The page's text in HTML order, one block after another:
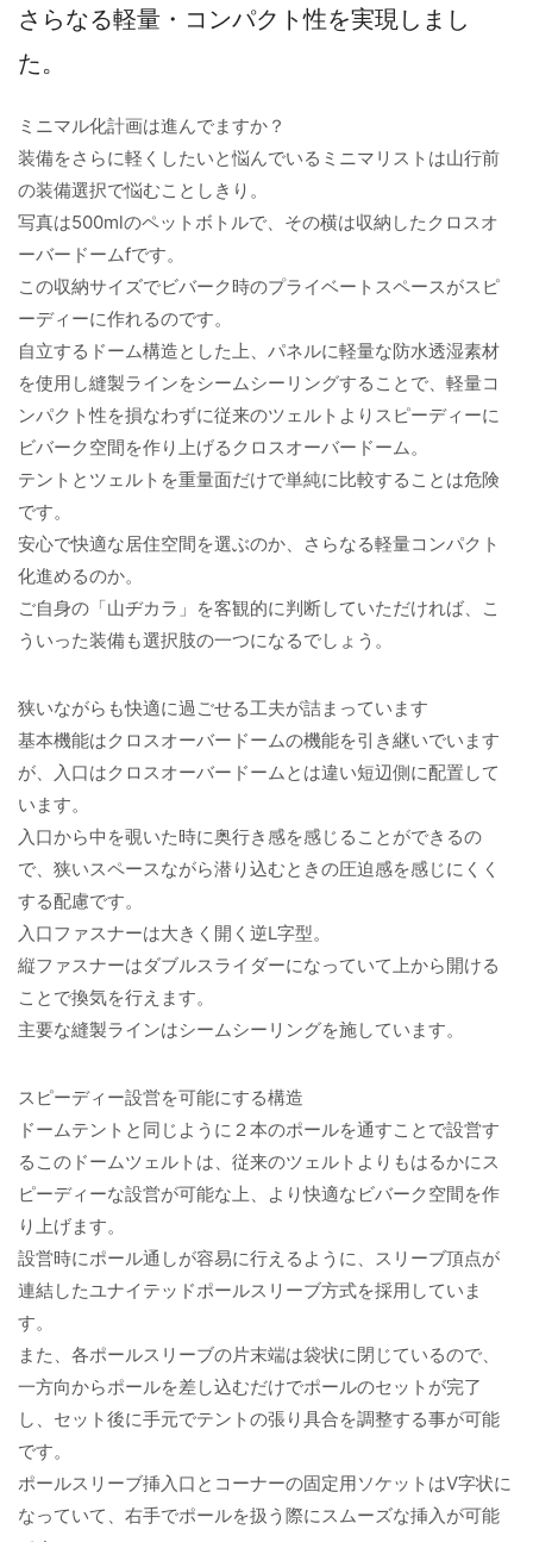
さらなる軽量・コンパクト性を実現しまし
た。
ミニマル化計画は進んでますか？
装備をさらに軽くしたいと悩んでいるミニマリストは山行前
の装備選択で悩むことしきり。
写真は500mlのペットボトルで、その横は収納したクロスオ
ーバードームfです。
この収納サイズでビバーク時のプライベートスペースがスピ
ーディーに作れるのです。
自立するドーム構造とした上、パネルに軽量な防水透湿素材
を使用し縫製ラインをシームシーリングすることで、軽量コ
ンパクト性を損なわずに従来のツェルトよりスピーディーに
ビバーク空間を作り上げるクロスオーバードーム。
テントとツェルトを重量面だけで単純に比較することは危険
です。
安心で快適な居住空間を選ぶのか、さらなる軽量コンパクト
化進めるのか。
ご自身の「山ヂカラ」を客観的に判断していただければ、こ
ういった装備も選択肢の一つになるでしょう。
狭いながらも快適に過ごせる工夫が詰まっています
基本機能はクロスオーバードームの機能を引き継いでいます
が、入口はクロスオーバードームとは違い短辺側に配置して
います。
入口から中を覗いた時に奥行き感を感じることができるの
で、狭いスペースながら潜り込むときの圧迫感を感じにくく
する配慮です。
入口ファスナーは大きく開く逆L字型。
縦ファスナーはダブルスライダーになっていて上から開ける
ことで換気を行えます。
主要な縫製ラインはシームシーリングを施しています。
スピーディー設営を可能にする構造
ドームテントと同じように２本のポールを通すことで設営す
るこのドームツェルトは、従来のツェルトよりもはるかにス
ピーディーな設営が可能な上、より快適なビバーク空間を作
り上げます。
設営時にポール通しが容易に行えるように、スリーブ頂点が
連結したユナイテッドポールスリーブ方式を採用していま
す。
また、各ポールスリーブの片末端は袋状に閉じているので、
一方向からポールを差し込むだけでポールのセットが完了
し、セット後に手元でテントの張り具合を調整する事が可能
です。
ポールスリーブ挿入口とコーナーの固定用ソケットはV字状に
なっていて、右手でポールを扱う際にスムーズな挿入が可能